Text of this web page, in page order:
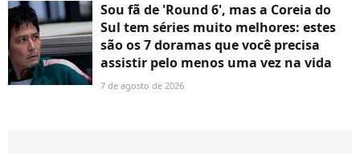
Sou fã de 'Round 6', mas a Coreia do
Sul tem séries muito melhores: estes
são os 7 doramas que você precisa
assistir pelo menos uma vez na vida
7 de agosto de 2026